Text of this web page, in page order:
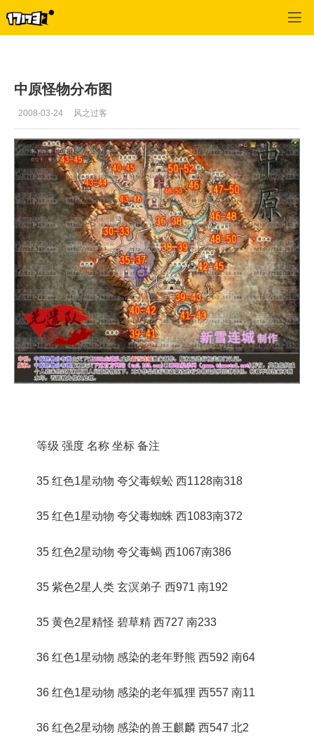
中原怪物分布图
2008-03-24 风之过客
等级 强度 名称 坐标 备注
35 红色1星动物 夸父毒蜈蚣 西1128南318
35 红色1星动物 夸父毒蜘蛛 西1083南372
35 红色2星动物 夸父毒蝎 西1067南386
35 紫色2星人类 玄溟弟子 西971 南192
35 黄色2星精怪 碧草精 西727 南233
36 红色1星动物 感染的老年野熊 西592 南64
36 红色1星动物 感染的老年狐狸 西557 南11
36 红色2星动物 感染的兽王麒麟 西547 北2